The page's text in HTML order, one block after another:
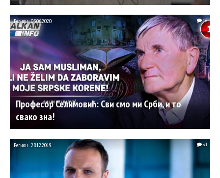
Професор Селимовић: Сви смо ми Срби, и то
свако зна!
Регион 03.06.2020. 16
Регион 28.12.2019. 31